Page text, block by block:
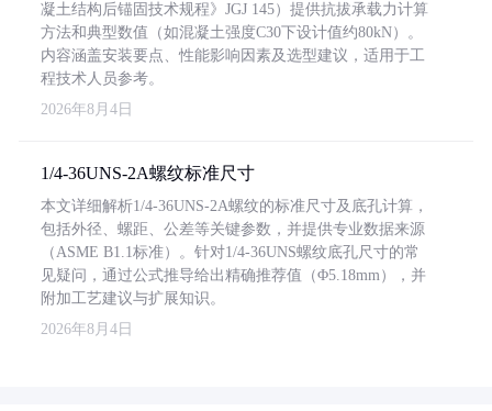
凝土结构后锚固技术规程》JGJ 145）提供抗拔承载力计算
方法和典型数值（如混凝土强度C30下设计值约80kN）。
内容涵盖安装要点、性能影响因素及选型建议，适用于工
程技术人员参考。
2026年8月4日
1/4-36UNS-2A螺纹标准尺寸
本文详细解析1/4-36UNS-2A螺纹的标准尺寸及底孔计算，
包括外径、螺距、公差等关键参数，并提供专业数据来源
（ASME B1.1标准）。针对1/4-36UNS螺纹底孔尺寸的常
见疑问，通过公式推导给出精确推荐值（Φ5.18mm），并
附加工艺建议与扩展知识。
2026年8月4日